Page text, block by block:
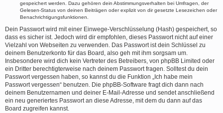
gespeichert werden. Dazu gehören dein Abstimmungsverhalten bei Umfragen, der
Gelesen-Status von deinen Beiträgen oder explizit von dir gesetzte Lesezeichen oder
Benachrichtigungsfunktionen.
Dein Passwort wird mit einer Einwege-Verschlüsselung (Hash) gespeichert, so
dass es sicher ist. Jedoch wird dir empfohlen, dieses Passwort nicht auf einer
Vielzahl von Webseiten zu verwenden. Das Passwort ist dein Schlüssel zu
deinem Benutzerkonto für das Board, also geh mit ihm sorgsam um.
Insbesondere wird dich kein Vertreter des Betreibers, von phpBB Limited oder
ein Dritter berechtigterweise nach deinem Passwort fragen. Solltest du dein
Passwort vergessen haben, so kannst du die Funktion „Ich habe mein
Passwort vergessen“ benutzen. Die phpBB-Software fragt dich dann nach
deinem Benutzernamen und deiner E-Mail-Adresse und sendet anschließend
ein neu generiertes Passwort an diese Adresse, mit dem du dann auf das
Board zugreifen kannst.